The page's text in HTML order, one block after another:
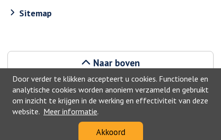
Door verder te klikken accepteert u cookies. Functionele en
analytische cookies worden anoniem verzameld en gebruikt
om inzicht te krijgen in de werking en effectiviteit van deze
website. Meer informatie.
Akkoord
Sitemap
Naar boven